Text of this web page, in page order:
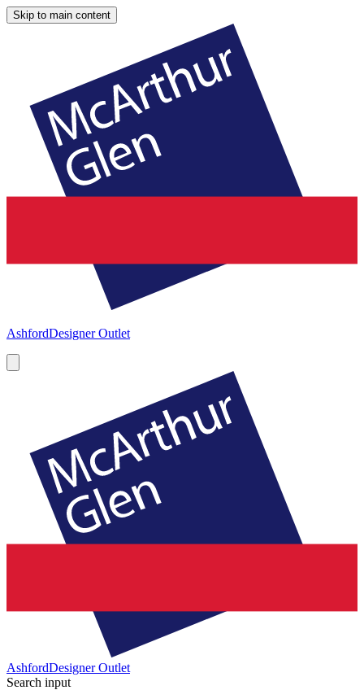
Skip to main content
AshfordDesigner Outlet
AshfordDesigner Outlet
Search input